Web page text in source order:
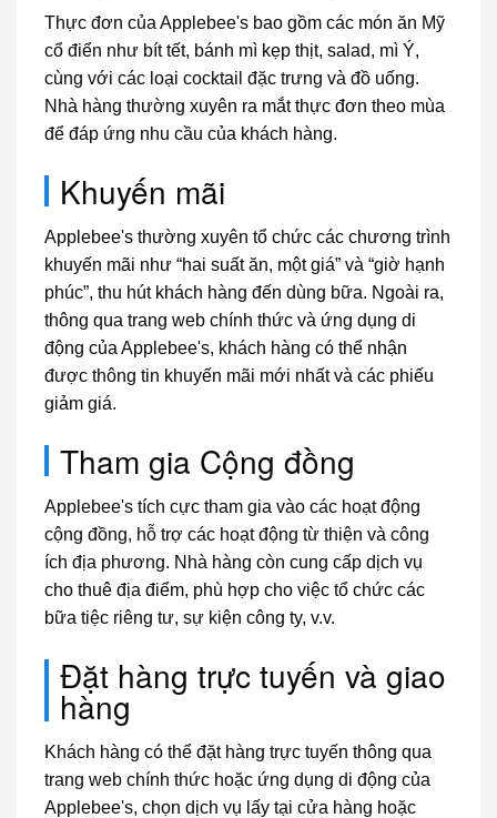
Thực đơn của Applebee's bao gồm các món ăn Mỹ
cổ điển như bít tết, bánh mì kẹp thịt, salad, mì Ý,
cùng với các loại cocktail đặc trưng và đồ uống.
Nhà hàng thường xuyên ra mắt thực đơn theo mùa
để đáp ứng nhu cầu của khách hàng.
Khuyến mãi
Applebee's thường xuyên tổ chức các chương trình
khuyến mãi như “hai suất ăn, một giá” và “giờ hạnh
phúc”, thu hút khách hàng đến dùng bữa. Ngoài ra,
thông qua trang web chính thức và ứng dụng di
động của Applebee's, khách hàng có thể nhận
được thông tin khuyến mãi mới nhất và các phiếu
giảm giá.
Tham gia Cộng đồng
Applebee's tích cực tham gia vào các hoạt động
cộng đồng, hỗ trợ các hoạt động từ thiện và công
ích địa phương. Nhà hàng còn cung cấp dịch vụ
cho thuê địa điểm, phù hợp cho việc tổ chức các
bữa tiệc riêng tư, sự kiện công ty, v.v.
Đặt hàng trực tuyến và giao
hàng
Khách hàng có thể đặt hàng trực tuyến thông qua
trang web chính thức hoặc ứng dụng di động của
Applebee's, chọn dịch vụ lấy tại cửa hàng hoặc